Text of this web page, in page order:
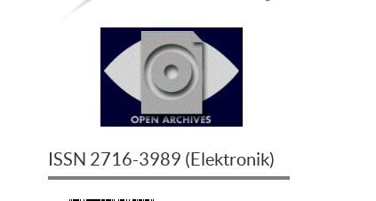
ISSN 2716-3989 (Elektronik)